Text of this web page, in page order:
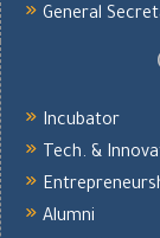
General
Incubator
Tech. &
Alumni